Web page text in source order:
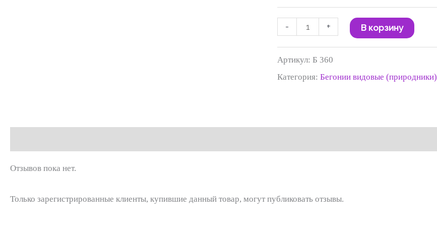
- + В корзину
Артикул:Б 360
Категория:Бегонии видовые (природники)
Отзывов пока нет.
Только зарегистрированные клиенты, купившие данный товар, могут публиковать отзывы.